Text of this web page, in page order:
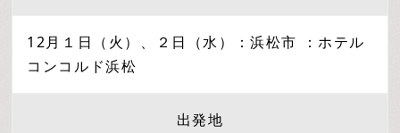
12月１日（火）、２日（水）：浜松市 ：ホテル
コンコルド浜松
出発地